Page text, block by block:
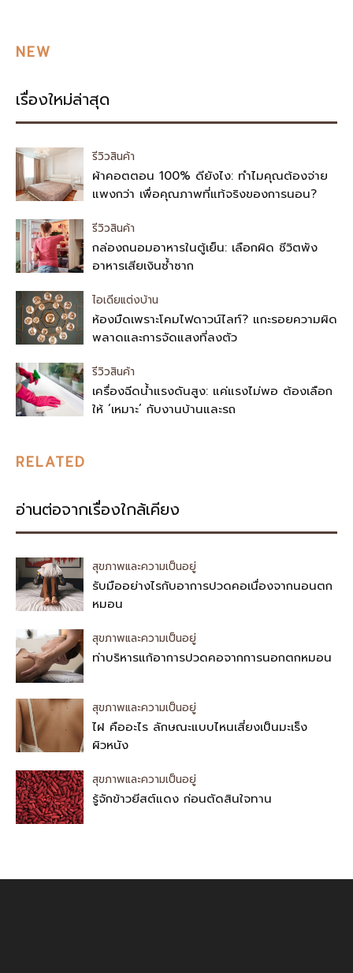
NEW
เรื่องใหม่ล่าสุด
รีวิวสินค้า
ผ้าคอตตอน 100% ดียังไง: ทำไมคุณต้องจ่าย
แพงกว่า เพื่อคุณภาพที่แท้จริงของการนอน?
รีวิวสินค้า
กล่องถนอมอาหารในตู้เย็น: เลือกผิด ชีวิตพัง
อาหารเสียเงินซ้ำซาก
ไอเดียแต่งบ้าน
ห้องมืดเพราะโคมไฟดาวน์ไลท์? แกะรอยความผิด
พลาดและการจัดแสงที่ลงตัว
รีวิวสินค้า
เครื่องฉีดน้ำแรงดันสูง: แค่แรงไม่พอ ต้องเลือก
ให้ ‘เหมาะ’ กับงานบ้านและรถ
RELATED
อ่านต่อจากเรื่องใกล้เคียง
สุขภาพและความเป็นอยู่
รับมืออย่างไรกับอาการปวดคอเนื่องจากนอนตก
หมอน
สุขภาพและความเป็นอยู่
ท่าบริหารแก้อาการปวดคอจากการนอกตกหมอน
สุขภาพและความเป็นอยู่
ไฝ คืออะไร ลักษณะแบบไหนเสี่ยงเป็นมะเร็ง
ผิวหนัง
สุขภาพและความเป็นอยู่
รู้จักข้าวยีสต์แดง ก่อนตัดสินใจทาน